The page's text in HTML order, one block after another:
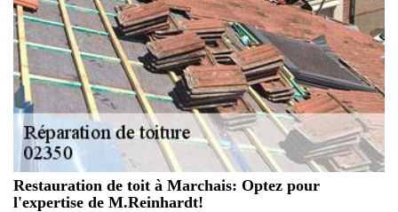
Restauration de toit à Marchais: Optez pour
l'expertise de M.Reinhardt!